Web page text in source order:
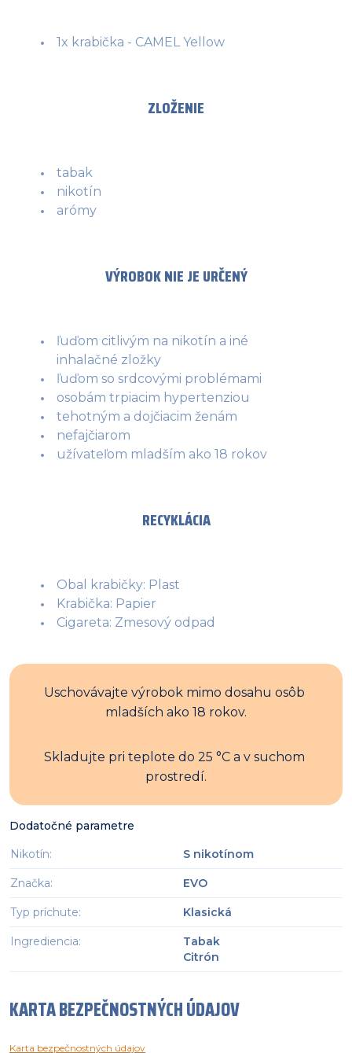
1x krabička - CAMEL Yellow
ZLOŽENIE
tabak
nikotín
arómy
VÝROBOK NIE JE URČENÝ
ľuďom citlivým na nikotín a iné
inhalačné zložky
ľuďom so srdcovými problémami
osobám trpiacim hypertenziou
tehotným a dojčiacim ženám
nefajčiarom
užívateľom mladším ako 18 rokov
RECYKLÁCIA
Obal krabičky: Plast
Krabička: Papier
Cigareta: Zmesový odpad
Uschovávajte výrobok mimo dosahu osôb
mladších ako 18 rokov.
Skladujte pri teplote do 25 °C a v suchom
prostredí.
Dodatočné parametre
Nikotín: S nikotínom
Značka: EVO
Typ príchute: Klasická
Ingrediencia:
Tabak
Citrón
KARTA BEZPEČNOSTNÝCH ÚDAJOV
Karta bezpečnostných údajov